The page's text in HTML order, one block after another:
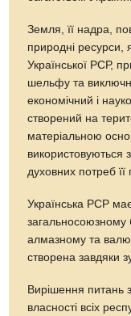
Земля, її надра,
природні ресурси,
Української РСР,
шельфу та
економічний і
створений на
матеріальною
використовуються
духовних потреб
Українська РСР
загальносоюзному
алмазному та
створена завдяки
Вирішення питань
власності всіх